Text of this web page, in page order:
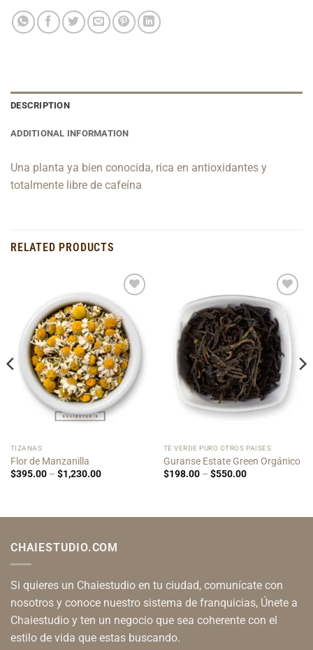
DESCRIPTION
ADDITIONAL INFORMATION
Una planta ya bien conocida, rica en antioxidantes y
totalmente libre de cafeína
RELATED PRODUCTS
Add to
Wishlist
TIZANAS
Flor de Manzanilla
$395.00 – $1,230.00Price
Add to
Wishlist
TÉ VERDE PURO OTROS PAISES
Guranse Estate Green Orgánico
$198.00 – $550.00Price
CHAIESTUDIO.COM
Si quieres un Chaiestudio en tu ciudad, comunícate con
nosotros y conoce nuestro sistema de franquicias, Únete a
Chaiestudio y ten un negocio que sea coherente con el
estilo de vida que estas buscando.